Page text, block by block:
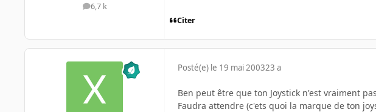
6,7 k
messages
Citer
Posté(e) le 19 mai 200323 a
Ben peut être que ton Joystick n'est vraiment
Faudra attendre (c'ets quoi la marque de ton